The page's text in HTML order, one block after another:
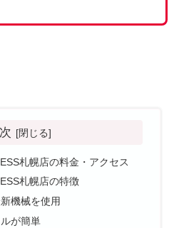
札幌店の料金・アクセス
札幌店の特徴
機械を使用
が簡単